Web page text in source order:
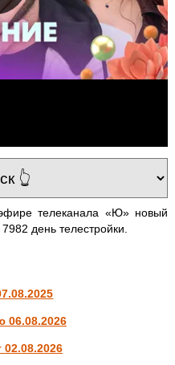
телеканала «Ю» новый
день телестройки.
06.08.2026